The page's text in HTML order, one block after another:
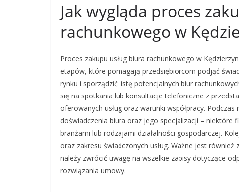
Jak wygląda proces
rachunkowego w
Proces zakupu usług biura rachunkowego w
etapów, które pomagają przedsiębiorcom podjąć
rynku i sporządzić listę potencjalnych biur
się na spotkania lub konsultacje telefoniczne z
oferowanych usług oraz warunki współpracy.
doświadczenia biura oraz jego specjalizacji – niektóre
branżami lub rodzajami działalności gospodarczej.
oraz zakresu świadczonych usług. Ważne jest
należy zwrócić uwagę na wszelkie zapisy dotyczące
rozwiązania umowy.